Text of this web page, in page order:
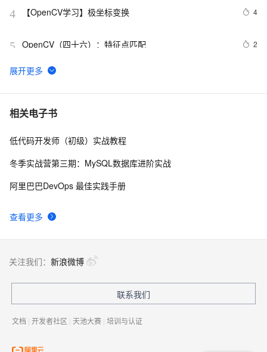
4 【OpenCV学习】极坐标变换 4
5 OpenCV（四十六）：特征点匹配 2
6 OpenCV（二十五）：边缘检测（一）
7 cv2.error: OpenCV(4.5.2) : -1 : error: (-5:Bad
8 OpenCV_05 形态学操作：连通性+腐蚀和膨胀+开闭运算
相关电子书
查看更多
低代码开发师（初级）实战教程
冬季实战营第三期：MySQL数据库进阶实战
阿里巴巴DevOps 最佳实践手册
关注我们： 新浪微博
联系我们
文档 | 开发者社区 | 天池大赛 | 培训与认证